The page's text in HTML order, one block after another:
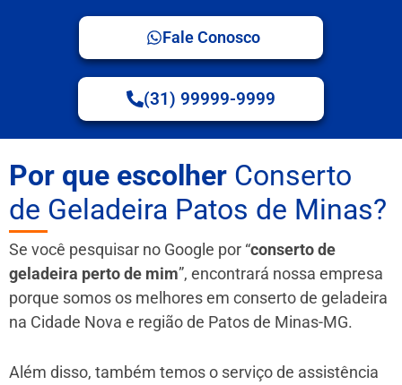
Fale Conosco
(31) 99999-9999
Por que escolher Conserto
de Geladeira Patos de Minas?
Se você pesquisar no Google por “conserto de
geladeira perto de mim”, encontrará nossa empresa
porque somos os melhores em conserto de geladeira
na Cidade Nova e região de Patos de Minas-MG.
Além disso, também temos o serviço de assistência